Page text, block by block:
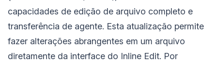
capacidades de edição de arquivo completo e
transferência de agente. Esta atualização permite
fazer alterações abrangentes em um arquivo
diretamente da interface do Inline Edit. Por